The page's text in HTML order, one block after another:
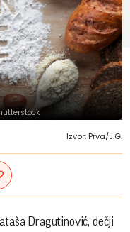
Izvor: Prva/J.G.
Dragutinović, dečji